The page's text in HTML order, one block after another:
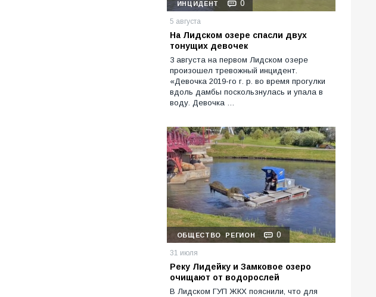
ИНЦИДЕНТ 0
5 августа
На Лидском озере спасли двух
тонущих девочек
3 августа на первом Лидском озере
произошел тревожный инцидент.
«Девочка 2019-го г. р. во время прогулки
вдоль дамбы поскользнулась и упала в
воду. Девочка …
ОБЩЕСТВО РЕГИОН 0
31 июля
Реку Лидейку и Замковое озеро
очищают от водорослей
В Лидском ГУП ЖКХ пояснили, что для